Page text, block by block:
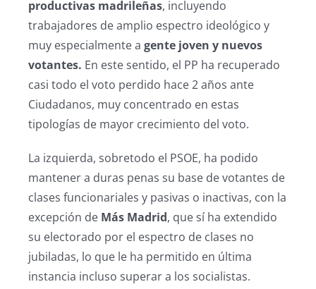
productivas madrileñas, incluyendo
trabajadores de amplio espectro ideológico y
muy especialmente a gente joven y nuevos
votantes. En este sentido, el PP ha recuperado
casi todo el voto perdido hace 2 años ante
Ciudadanos, muy concentrado en estas
tipologías de mayor crecimiento del voto.
La izquierda, sobretodo el PSOE, ha podido
mantener a duras penas su base de votantes de
clases funcionariales y pasivas o inactivas, con la
excepción de Más Madrid, que sí ha extendido
su electorado por el espectro de clases no
jubiladas, lo que le ha permitido en última
instancia incluso superar a los socialistas.